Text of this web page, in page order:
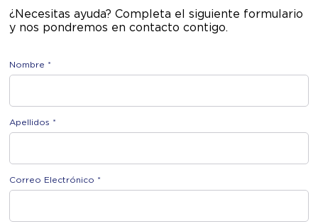
¿Necesitas ayuda? Completa el siguiente formulario
y nos pondremos en contacto contigo.
Nombre *
Apellidos *
Correo Electrónico *